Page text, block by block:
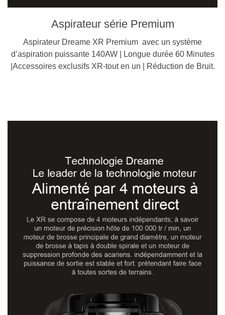
Aspirateur série Premium
Aspirateur Dreame XR Premium avec un système
d’aspiration puissante 140AW | Longue durée 60 Minutes
|Accessoires exclusifs XR-tout en un | Réduction de Bruit.